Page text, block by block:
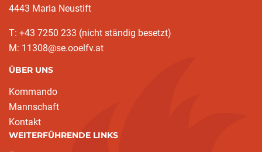
4443 Maria Neustift
T: +43 7250 233 (nicht ständig besetzt)
M: 11308@se.ooelfv.at
ÜBER UNS
Kommando
Mannschaft
Kontakt
WEITERFÜHRENDE LINKS